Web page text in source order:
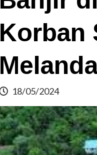
Korban
18/05/2024